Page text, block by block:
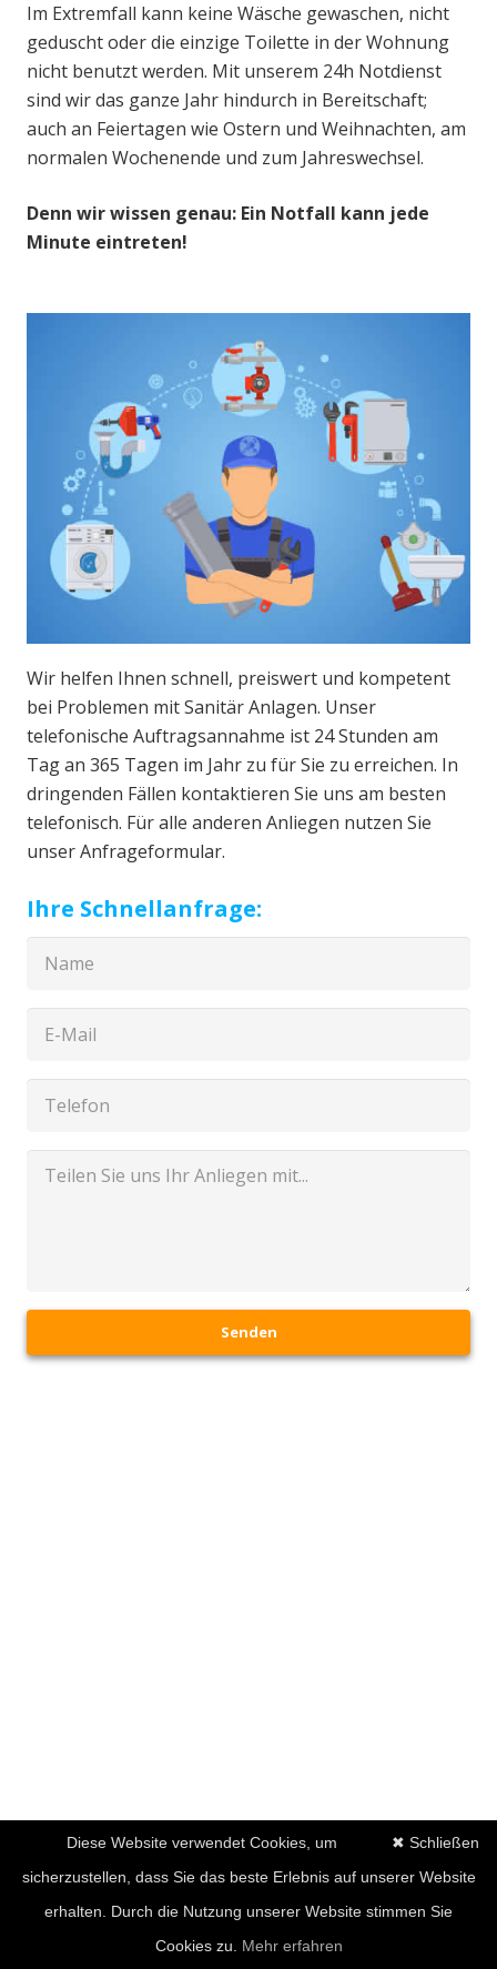
Im Extremfall kann keine Wäsche gewaschen, nicht
geduscht oder die einzige Toilette in der Wohnung
nicht benutzt werden. Mit unserem 24h Notdienst
sind wir das ganze Jahr hindurch in Bereitschaft;
auch an Feiertagen wie Ostern und Weihnachten, am
normalen Wochenende und zum Jahreswechsel.
Denn wir wissen genau: Ein Notfall kann jede
Minute eintreten!
Wir helfen Ihnen schnell, preiswert und kompetent
bei Problemen mit Sanitär Anlagen. Unser
telefonische Auftragsannahme ist 24 Stunden am
Tag an 365 Tagen im Jahr zu für Sie zu erreichen. In
dringenden Fällen kontaktieren Sie uns am besten
telefonisch. Für alle anderen Anliegen nutzen Sie
unser Anfrageformular.
Ihre Schnellanfrage:
Senden
✖ Schließen
Diese Website verwendet Cookies, um
sicherzustellen, dass Sie das beste Erlebnis auf unserer Website
erhalten. Durch die Nutzung unserer Website stimmen Sie
Cookies zu. Mehr erfahren